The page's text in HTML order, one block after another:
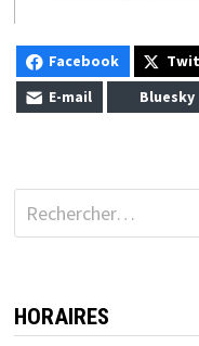
Facebook
E-mail
Bluesky
Rechercher :
HORAIRES